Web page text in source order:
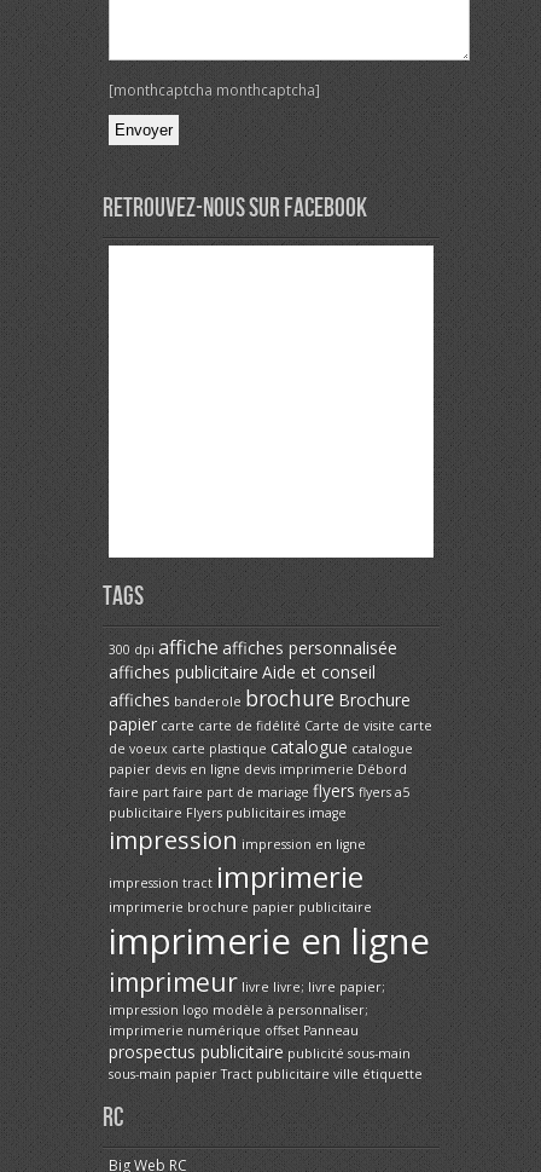
[monthcaptcha monthcaptcha]
Veuillez laisser ce champ vide.
Retrouvez-nous sur Facebook
Tags
300 dpi affiche affiches personnalisée
affiches publicitaire Aide et conseil
affiches banderole brochure Brochure
papier carte carte de fidélité Carte de visite carte
de voeux carte plastique catalogue catalogue
papier devis en ligne devis imprimerie Débord
faire part faire part de mariage flyers flyers a5
publicitaire Flyers publicitaires image
impression impression en ligne
impression tract imprimerie
imprimerie brochure papier publicitaire
imprimerie en ligne
imprimeur livre livre; livre papier;
impression logo modèle à personnaliser;
imprimerie numérique offset Panneau
prospectus publicitaire publicité sous-main
sous-main papier Tract publicitaire ville étiquette
RC
Big Web RC